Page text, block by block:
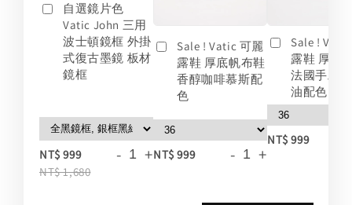
自選鏡片色
Vatic John 三用
波士頓鏡框 外掛
式復古墨鏡 板材
鏡框
NT$ 999
NT$ 1,680
- +
Sale ! Vatic 可麗
露鞋 厚底帆布鞋
香醇咖啡慕斯配
色
NT$ 999 - +
Sale !
露鞋 厚底
法國手工
油配色
NT$ 999